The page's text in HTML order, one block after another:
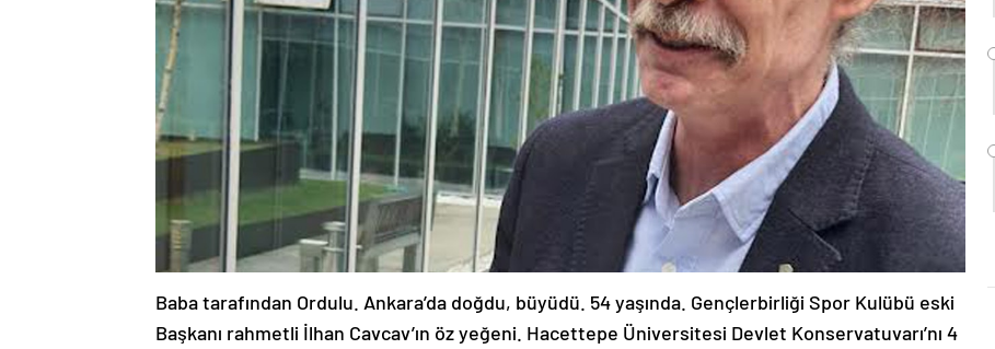
Baba tarafından Ordulu. Ankara’da doğdu, büyüdü. 54 yaşında. Gençlerbirliği Spor Kulübü eski
Başkanı rahmetli İlhan Cavcav’ın öz yeğeni. Hacettepe Üniversitesi Devlet Konservatuvarı’nı 4